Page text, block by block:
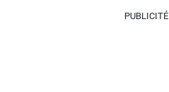
PUBLICITÉ